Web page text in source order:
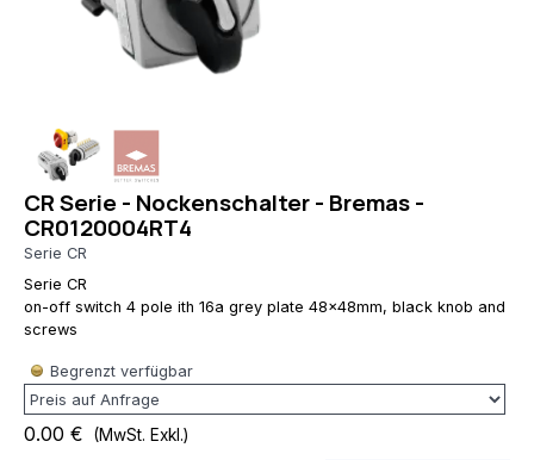
RewriteRule
^(.*)$
https://www.rossmann-
index.php
entfernen
RewriteCond
%
{THE_REQUEST}
\s/index\.php[\s?]
^index\.php$
[R=301,L] #
4) Standard
URLs von
Website X5
CR Serie - Nockenschalter - Bremas -
CR0120004RT4
Serie CR
Serie CR
on-off switch 4 pole ith 16a grey plate 48x48mm, black knob and
screws
Begrenzt verfügbar
0.00 € (MwSt. Exkl.)